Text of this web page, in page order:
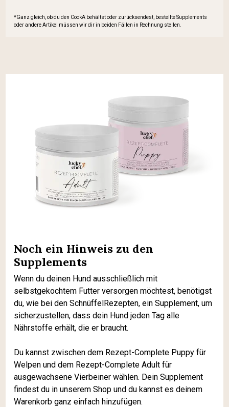
*Ganz gleich, ob du den CookA behältst oder zurücksendest, bestellte Supplements
oder andere Artikel müssen wir dir in beiden Fällen in Rechnung stellen.
Noch ein Hinweis zu den
Supplements
Wenn du deinen Hund ausschließlich mit
selbstgekochtem Futter versorgen möchtest, benötigst
du, wie bei den SchnüffelRezepten, ein Supplement, um
sicherzustellen, dass dein Hund jeden Tag alle
Nährstoffe erhält, die er braucht.
Du kannst zwischen dem Rezept-Complete Puppy für
Welpen und dem Rezept-Complete Adult für
ausgewachsene Vierbeiner wählen. Dein Supplement
findest du in unserem Shop und du kannst es deinem
Warenkorb ganz einfach hinzufügen.